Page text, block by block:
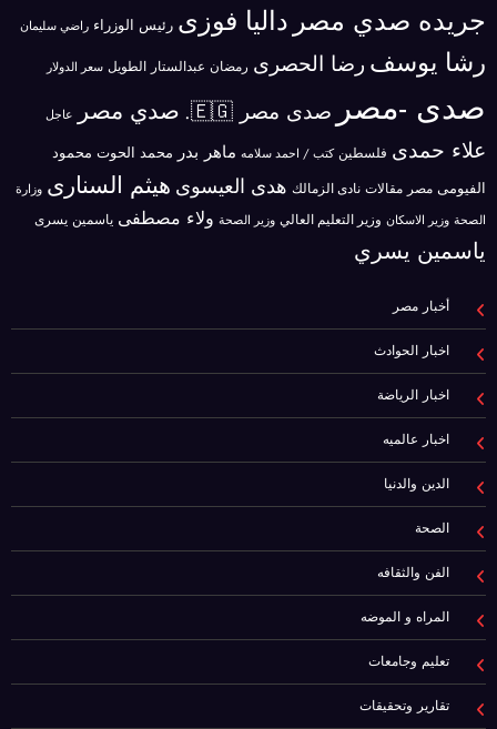
جريده صدي مصر داليا فوزى رئيس الوزراء راضي سليمان
رشا يوسف رضا الحصرى رمضان عبدالستار الطويل سعر الدولار
صدى -مصر صدى مصر 🇪🇬. صدي مصر عاجل
علاء حمدى فلسطين كتب / احمد سلامه ماهر بدر محمد الحوت محمود
الفيومى مصر مقالات نادى الزمالك هدى العيسوى هيثم السنارى وزارة
الصحة وزير الاسكان وزير التعليم العالي وزير الصحة ولاء مصطفى ياسمين يسرى
ياسمين يسري
أخبار مصر
اخبار الحوادث
اخبار الرياضة
اخبار عالميه
الدين والدنيا
الصحة
الفن والثقافه
المراه و الموضه
تعليم وجامعات
تقارير وتحقيقات